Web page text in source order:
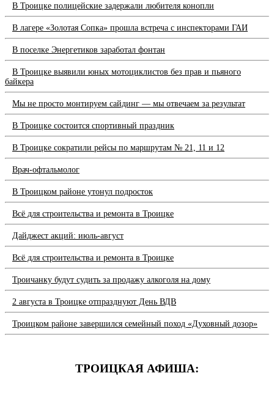
В Троицке полицейские задержали любителя конопли
В лагере «Золотая Сопка» прошла встреча с инспекторами ГАИ
В поселке Энергетиков заработал фонтан
В Троицке выявили юных мотоциклистов без прав и пьяного
байкера
Мы не просто монтируем сайдинг — мы отвечаем за результат
В Троицке состоится спортивный праздник
В Троицке сократили рейсы по маршрутам № 21, 11 и 12
Врач-офтальмолог
В Троицком районе утонул подросток
Всё для строительства и ремонта в Троицке
Дайджест акций: июль-август
Всё для строительства и ремонта в Троицке
Троичанку будут судить за продажу алкоголя на дому
2 августа в Троицке отпразднуют День ВДВ
Троицком районе завершился семейный поход «Духовный дозор»
ТРОИЦКАЯ АФИША: